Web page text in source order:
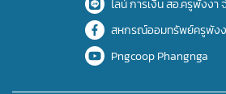
ไลน์ การเงิน สอ.ครูพังงา
สหกรณ์ออมทรัพย์ครูพัง
Pngcoop Phangnga